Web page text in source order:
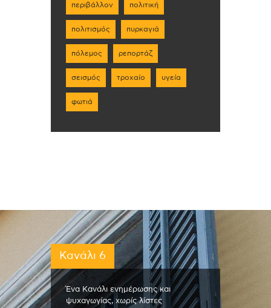
περιβάλλον πολιτική
πολιτισμός πυρκαγιά
πόλεμος ρεπορτάζ
σεισμός τροχαίο υγεία
φωτιά
Κανάλι 6
Ένα Κανάλι ενημέρωσης και
ψυχαγωγίας, χωρίς λίστες